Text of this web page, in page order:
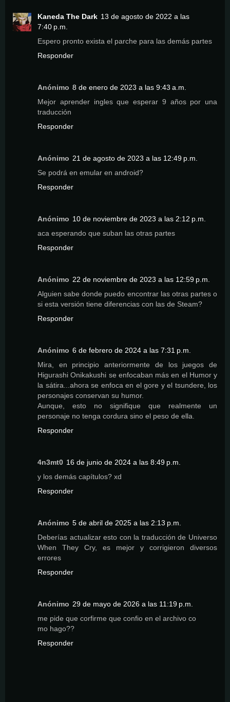
Kaneda The Dark 13 de agosto de 2022 a las
7:40 p.m.
Espero pronto exista el parche para las demás partes
Responder
Anónimo 8 de enero de 2023 a las 9:43 a.m.
Mejor aprender ingles que esperar 9 años por una
traducción
Responder
Anónimo 21 de agosto de 2023 a las 12:49 p.m.
Se podrá en emular en android?
Responder
Anónimo 10 de noviembre de 2023 a las 2:12 p.m.
aca esperando que suban las otras partes
Responder
Anónimo 22 de noviembre de 2023 a las 12:59 p.m.
Alguien sabe donde puedo encontrar las otras partes o
si esta versión tiene diferencias con las de Steam?
Responder
Anónimo 6 de febrero de 2024 a las 7:31 p.m.
Mira, en principio anteriormente de los juegos de
Higurashi Onikakushi se enfocaban más en el Humor y
la sátira...ahora se enfoca en el gore y el tsundere, los
personajes conservan su humor.
Aunque, esto no signifique que realmente un
personaje no tenga cordura sino el peso de ella.
Responder
4n3mt0 16 de junio de 2024 a las 8:49 p.m.
y los demás capítulos? xd
Responder
Anónimo 5 de abril de 2025 a las 2:13 p.m.
Deberías actualizar esto con la traducción de Universo
When They Cry, es mejor y corrigieron diversos
errores
Responder
Anónimo 29 de mayo de 2026 a las 11:19 p.m.
me pide que corfirme que confio en el archivo co
mo hago??
Responder